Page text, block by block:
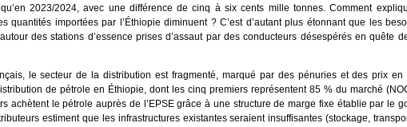
2023/2024, avec une différence de cinq à six cents mille tonnes. Comment
quantités importées par l’Éthiopie diminuent ? C’est d’autant plus étonnant que les
des stations d’essence prises d’assaut par des conducteurs désespérés en quête
le secteur de la distribution est fragmenté, marqué par des pénuries et des prix en
de pétrole en Éthiopie, dont les cinq premiers représentent 85 % du marché
achètent le pétrole auprès de l’EPSE grâce à une structure de marge fixe établie par le
estiment que les infrastructures existantes seraient insuffisantes (stockage,